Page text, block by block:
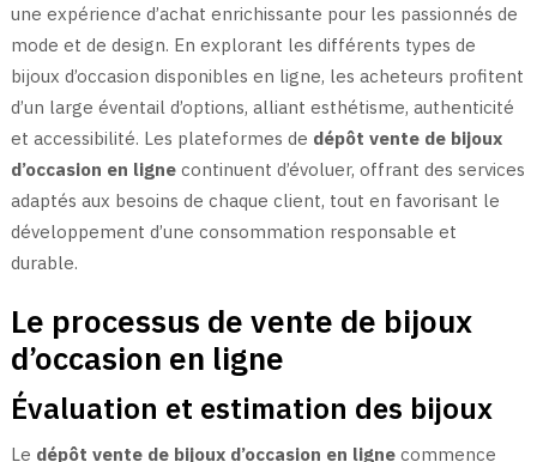
une expérience d’achat enrichissante pour les passionnés de
mode et de design. En explorant les différents types de
bijoux d’occasion disponibles en ligne, les acheteurs profitent
d’un large éventail d’options, alliant esthétisme, authenticité
et accessibilité. Les plateformes de dépôt vente de bijoux
d’occasion en lignecontinuent d’évoluer, offrant des services
adaptés aux besoins de chaque client, tout en favorisant le
développement d’une consommation responsable et
durable.
Le processus de vente de bijoux
d’occasion en ligne
Évaluation et estimation des bijoux
Le dépôt vente de bijoux d’occasion en lignecommence